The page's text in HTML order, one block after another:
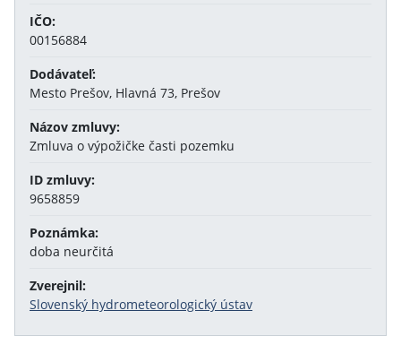
IČO:
00156884
Dodávateľ:
Mesto Prešov, Hlavná 73, Prešov
Názov zmluvy:
Zmluva o výpožičke časti pozemku
ID zmluvy:
9658859
Poznámka:
doba neurčitá
Zverejnil:
Slovenský hydrometeorologický ústav